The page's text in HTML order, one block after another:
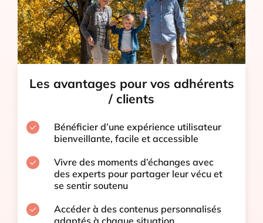
Les avantages pour vos adhérents
/ clients
Bénéficier d’une expérience utilisateur
bienveillante, facile et accessible
Vivre des moments d’échanges avec
des experts pour partager leur vécu et
se sentir soutenu
Accéder à des contenus personnalisés
adaptés à chaque situation